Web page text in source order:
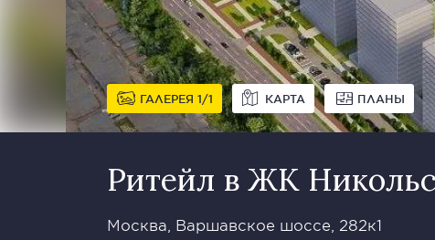
ГАЛЕРЕЯ 1 1 КАРТА ПЛАНЫ
Ритейл в ЖК
Москва, Варшавское шоссе, 282к1